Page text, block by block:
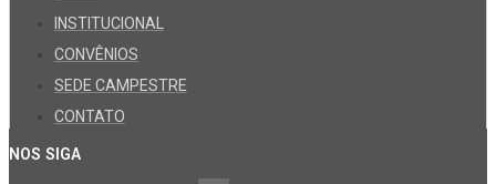
INSTITUCIONAL
CONVÊNIOS
SEDE CAMPESTRE
CONTATO
NOS SIGA